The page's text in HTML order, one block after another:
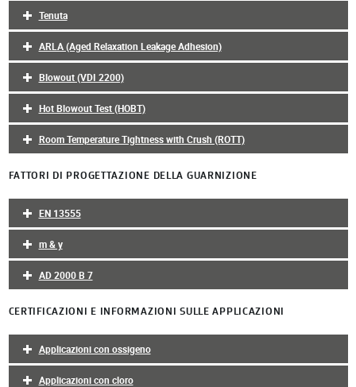
Tenuta
ARLA (Aged Relaxation Leakage Adhesion)
Blowout (VDI 2200)
Hot Blowout Test (HOBT)
Room Temperature Tightness with Crush (ROTT)
FATTORI DI PROGETTAZIONE DELLA GUARNIZIONE
EN 13555
m & y
AD 2000 B 7
CERTIFICAZIONI E INFORMAZIONI SULLE APPLICAZIONI
Applicazioni con ossigeno
Applicazioni con cloro